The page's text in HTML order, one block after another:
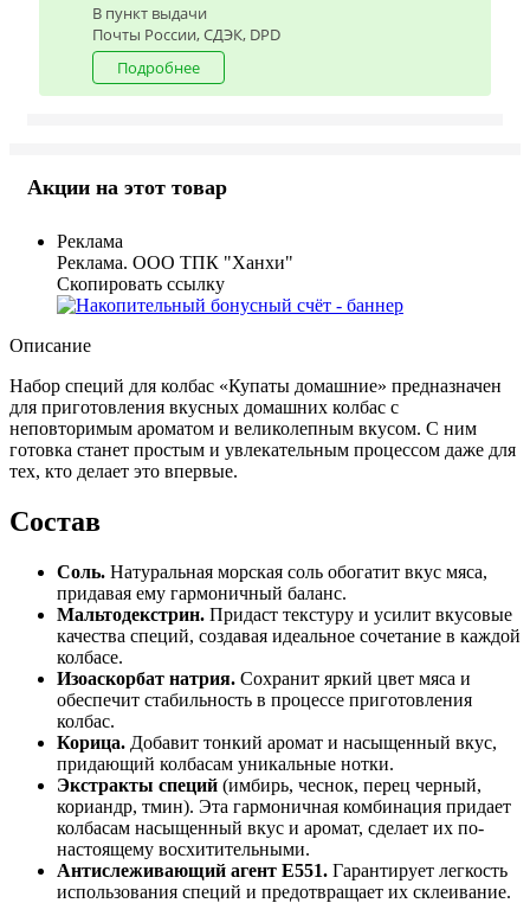
В пункт выдачи
Почты России, СДЭК, DPD
Подробнее
Акции на этот товар
Реклама
Реклама. ООО ТПК "Ханхи"
Скопировать ссылку
Описание
Набор специй для колбас «Купаты домашние» предназначен
для приготовления вкусных домашних колбас с
неповторимым ароматом и великолепным вкусом. С ним
готовка станет простым и увлекательным процессом даже для
тех, кто делает это впервые.
Состав
Соль. Натуральная морская соль обогатит вкус мяса,
придавая ему гармоничный баланс.
Мальтодекстрин. Придаст текстуру и усилит вкусовые
качества специй, создавая идеальное сочетание в каждой
колбасе.
Изоаскорбат натрия. Сохранит яркий цвет мяса и
обеспечит стабильность в процессе приготовления
колбас.
Корица. Добавит тонкий аромат и насыщенный вкус,
придающий колбасам уникальные нотки.
Экстракты специй (имбирь, чеснок, перец черный,
кориандр, тмин). Эта гармоничная комбинация придает
колбасам насыщенный вкус и аромат, сделает их по-
настоящему восхитительными.
Антислеживающий агент Е551. Гарантирует легкость
использования специй и предотвращает их склеивание.